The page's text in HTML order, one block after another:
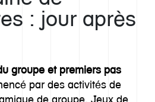
: jour après
groupe et premiers pas
par des activités de
de groupe. Jeux de